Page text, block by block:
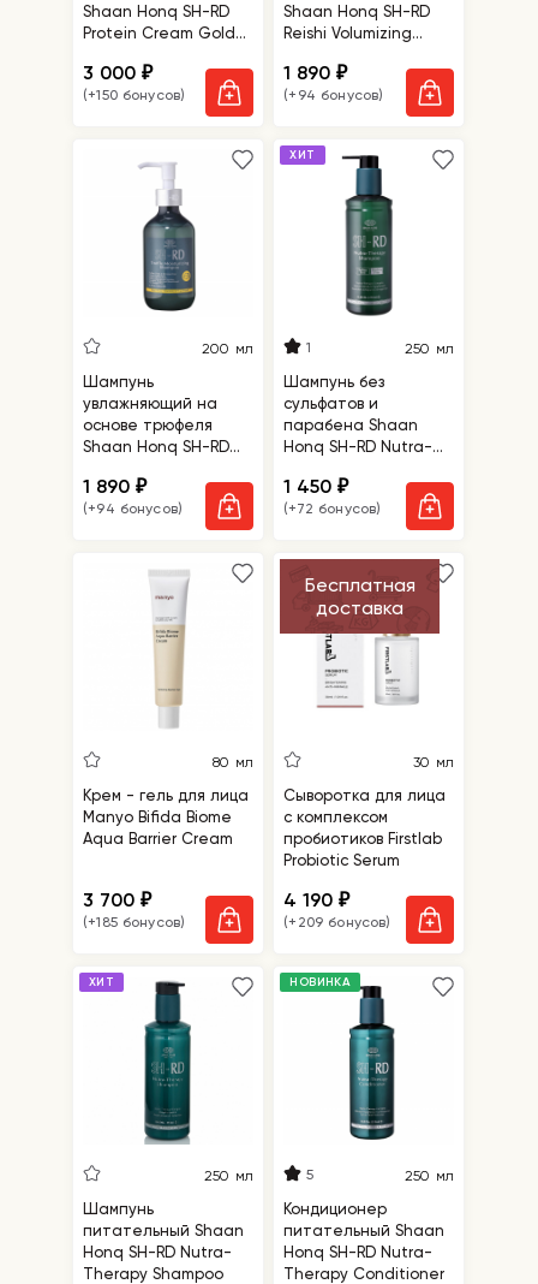
Shaan Honq SH-RD
Protein Cream Gold
3 000₽
(+150 бонусов)
Shaan Honq SH-RD
Reishi Volumizing
1 890₽
(+94 бонусов)
200 мл
Шампунь
увлажняющий на
основе трюфеля
Shaan Honq SH-RD
Shampoo
1 890₽
(+94 бонусов)
ХИТ
1 250 мл
Шампунь без
сульфатов и
парабена Shaan
Honq SH-RD Nutra-
1 450₽
(+72 бонусов)
80 мл
Крем - гель для лица
Manyo Bifida Biome
Aqua Barrier Cream
3 700₽
(+185 бонусов)
Бесплатная
доставка
30 мл
Сыворотка для лица
с комплексом
пробиотиков Firstlab
Probiotic Serum
4 190₽
(+209 бонусов)
ХИТ
250 мл
Шампунь
питательный Shaan
Honq SH-RD Nutra-
Therapy Shampoo
НОВИНКА
5 250 мл
Кондиционер
питательный Shaan
Honq SH-RD Nutra-
Therapy Conditioner